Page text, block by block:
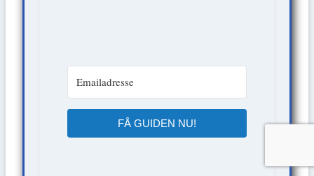
FÅ GUIDEN NU!